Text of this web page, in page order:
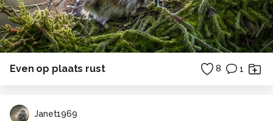
Even op plaats rust 8 1
Janet1969